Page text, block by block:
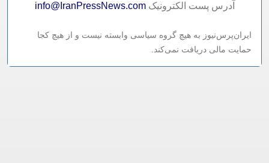
آدرس پست الکترونيکinfo@IranPressNews.com
ایران‌پرس‌نیوز به هیچ گروه سیاسی وابسته نیست و از هیچ کجا
حمایت مالی دریافت نمی‌کند.